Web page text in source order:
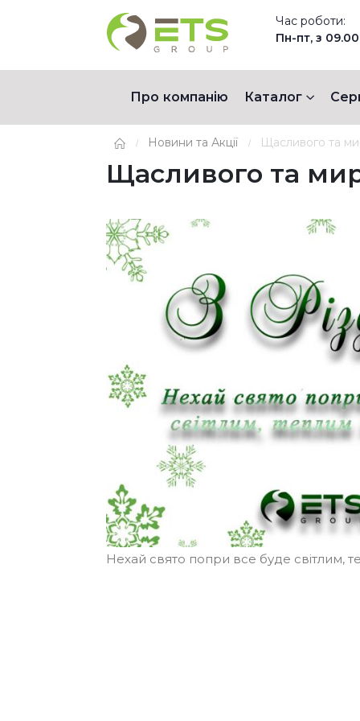
Час роботи:
Пн-пт, з
Про компанію Каталог
Новини та Акції Щасливого та
Щасливого та
Нехай свято попри все буде світлим,